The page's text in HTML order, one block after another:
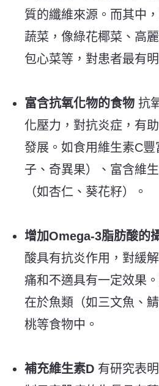
質的纖維來源。而其中
蔬菜，像綠花椰菜、高
包心菜等，對患者最有
富含抗氧化物的食物 抗
化壓力，對抗炎症，有
發展。如食用維生素C豐
子、奇異果）、富含維
（如杏仁、葵花籽）。
增加Omega-3脂肪酸的
酸具有抗炎作用，對緩
痛和不適具有一定效果
在於魚類（如三文魚、
桃等食物中。
補充維生素D 有研究表